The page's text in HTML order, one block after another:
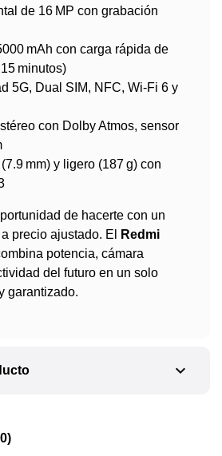
de 16 MP con grabación
mAh con carga rápida de
minutos)
5G, Dual SIM, NFC, Wi‑Fi 6 y
con Dolby Atmos, sensor
mm) y ligero (187 g) con
de hacerte con un
precio ajustado. El
Redmi
potencia, cámara
del futuro en un solo
garantizado.
expand_more